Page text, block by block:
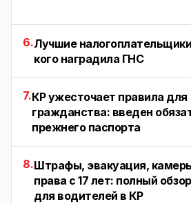
6.Лучшие
кого наградила ГНС
7.КР ужесточает правила для
гражданства: введен
прежнего паспорта
8.Штрафы, эвакуация,
права с 17 лет: полный
для водителей в КР